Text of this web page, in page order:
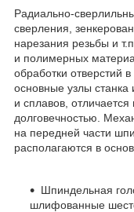
Радиально-
сверления,
нарезания резьбы и
и полимерных
обработки отверстий
основные узлы станка
и сплавов,
долговечностью.
на передней части
располагаются в
Шпиндельная
шлифованные